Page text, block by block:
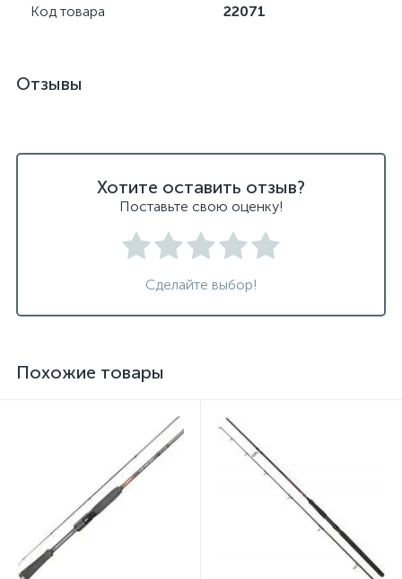
Код товара
22071
Отзывы
Хотите оставить отзыв?
Поставьте свою оценку!
Сделайте выбор!
Похожие товары